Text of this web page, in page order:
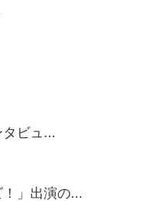
ビュ...
」出演の...